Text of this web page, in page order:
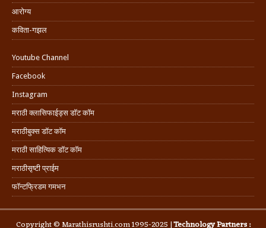
आरोग्य
कविता-गझल
Youtube Channel
Facebook
Instagram
मराठी क्लासिफाईड्स डॉट कॉम
मराठीबुक्स डॉट कॉम
मराठी साहित्यिक डॉट कॉम
मराठीसृष्टी प्राईम
फॉन्टफ्रिडम गमभन
Copyright © Marathisrushti.com 1995-2025 |Technology Partners :